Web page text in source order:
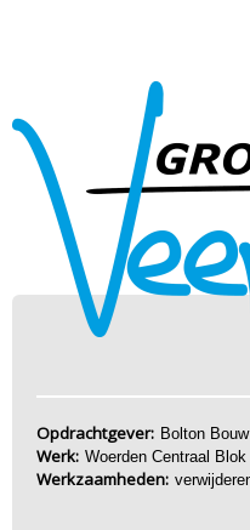
Opdrachtgever: Bolton
Werk: Woerden Centraal
Werkzaamheden: